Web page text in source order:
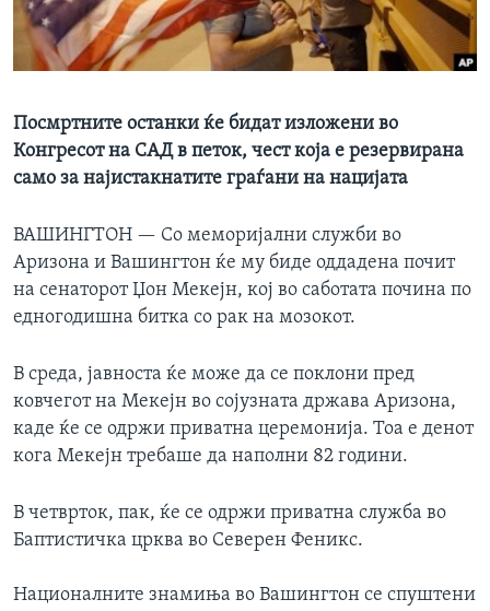
ИНТЕРВЈУА
Јазици
Посмртните останки ќе бидат изложени во
Конгресот на САД в петок, чест која е резервирана
само за најистакнатите граѓани на нацијата
ВАШИНГТОН — Со меморијални служби во
Аризона и Вашингтон ќе му биде оддадена почит
на сенаторот Џон Мекејн, кој во саботата почина по
едногодишна битка со рак на мозокот.
В среда, јавноста ќе може да се поклони пред
ковчегот на Мекејн во сојузната држава Аризона,
каде ќе се одржи приватна церемонија. Тоа е денот
кога Мекејн требаше да наполни 82 години.
В четврток, пак, ќе се одржи приватна служба во
Баптистичка црква во Северен Феникс.
Националните знамиња во Вашингтон се спуштени